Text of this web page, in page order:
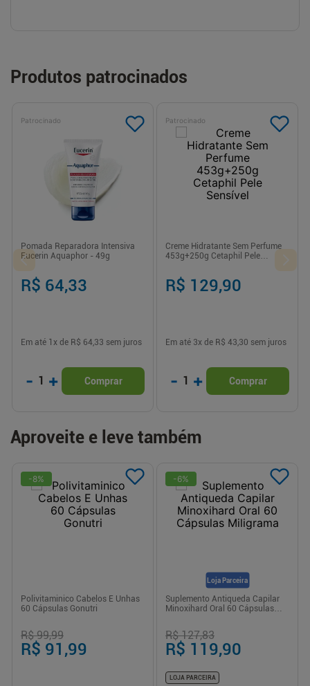
Produtos patrocinados
Patrocinado
Pomada Reparadora Intensiva
Eucerin Aquaphor - 49g
R$ 64,33
Em até 1 x de R$ 64,33 sem juros
- 1 + Comprar
Patrocinado
Creme Hidratante Sem Perfume
453g+250g Cetaphil Pele
R$ 129,90
Em até 3x de R$ 43,30 sem juros
- 1 + Comprar
Aproveite e leve também
-8%
Polivitaminico Cabelos E Unhas
60 Cápsulas Gonutri
R$ 99,99
R$ 91,99
Loja Parceira
-6%
Suplemento Antiqueda Capilar
Minoxihard Oral 60 Cápsulas
R$ 127,83
R$ 119,90
LOJA PARCEIRA